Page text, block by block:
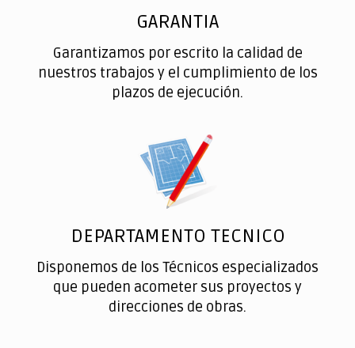
GARANTIA
Garantizamos por escrito la calidad de
nuestros trabajos y el cumplimiento de los
plazos de ejecución.
DEPARTAMENTO TECNICO
Disponemos de los Técnicos especializados
que pueden acometer sus proyectos y
direcciones de obras.